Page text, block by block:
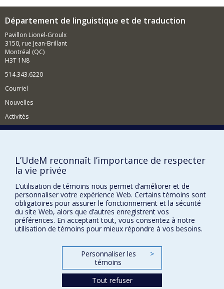
Département de linguistique et de traduction
Pavillon Lionel-Groulx
3150, rue Jean-Brillant
Montréal (QC)
H3T 1N8
514.343.6220
Courriel
Nouvelles
Activités
Plan du site
Accessibilité
FACULTÉ DES ARTS ET DES SCIENCES
Nos départements et écoles
Nos centres d'études
L’UdeM reconnaît l’importance de respecter
la vie privée
L’utilisation de témoins nous permet d’améliorer et de
personnaliser votre expérience Web. Certains témoins sont
obligatoires pour assurer le fonctionnement et la sécurité
du site Web, alors que d’autres enregistrent vos
préférences. En acceptant tout, vous consentez à notre
utilisation de témoins pour mieux répondre à vos besoins.
Personnaliser les
témoins
>
Tout refuser